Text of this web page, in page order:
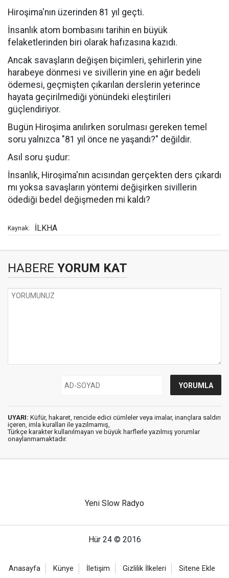
Hiroşima'nın üzerinden 81 yıl geçti.
İnsanlık atom bombasını tarihin en büyük
felaketlerinden biri olarak hafızasına kazıdı.
Ancak savaşların değişen biçimleri, şehirlerin yine
harabeye dönmesi ve sivillerin yine en ağır bedeli
ödemesi, geçmişten çıkarılan derslerin yeterince
hayata geçirilmediği yönündeki eleştirileri
güçlendiriyor.
Bugün Hiroşima anılırken sorulması gereken temel
soru yalnızca "81 yıl önce ne yaşandı?" değildir.
Asıl soru şudur:
İnsanlık, Hiroşima'nın acısından gerçekten ders çıkardı
mı yoksa savaşların yöntemi değişirken sivillerin
ödediği bedel değişmeden mi kaldı?
Kaynak: İLKHA
HABERE YORUM KAT
UYARI: Küfür, hakaret, rencide edici cümleler veya imalar, inançlara saldırı
içeren, imla kuralları ile yazılmamış,
Türkçe karakter kullanılmayan ve büyük harflerle yazılmış yorumlar
onaylanmamaktadır.
Yeni Slow Radyo
Hür 24 © 2016
Anasayfa Künye İletişim Gizlilik İlkeleri Sitene Ekle